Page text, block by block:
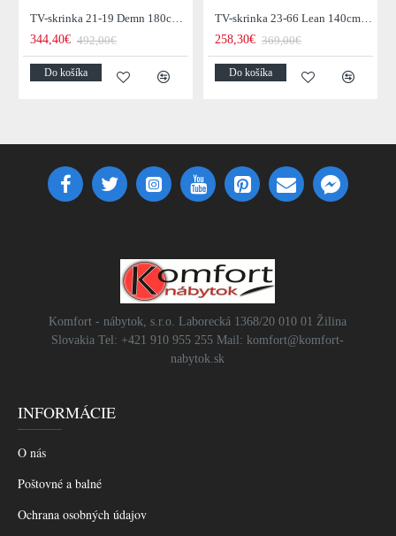
TV-skrinka 21-19 Demn 180cm Drevo Acacia
344,40€ 492,00€
Do košíka
TV-skrinka 23-66 Lean 140cm Drevo Acacia
258,30€ 369,00€
Do košíka
Komfort - nábytok, s.r.o. Laborecká 1368/20 010 01 Žilina
Slovakia Tel: +421 910 955 255 Mail: komfort@komfort-
nabytok.sk
INFORMÁCIE
O nás
Poštovné a balné
Ochrana osobných údajov